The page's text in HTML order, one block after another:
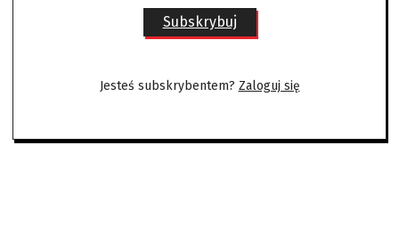
Subskrybuj
Jesteś subskrybentem? Zaloguj się